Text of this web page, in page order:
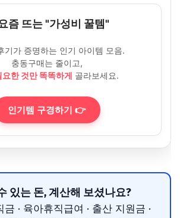
즘 뜨는 "가성비 꿀템"
기가 증명하는 인기 아이템 모음.
충동구매는 줄이고,
요한 것만 똑똑하게 골라보세요.
인기템 구경하기 👉
있는 돈, 계산해 보셨나요?
금 · 육아휴직급여 · 출산 지원금 ·